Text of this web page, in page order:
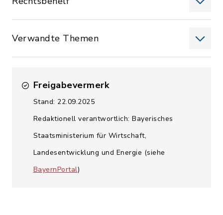
Verwandte Themen
Freigabevermerk
Stand: 22.09.2025
Redaktionell verantwortlich: Bayerisches
Staatsministerium für Wirtschaft,
Landesentwicklung und Energie (siehe
BayernPortal)